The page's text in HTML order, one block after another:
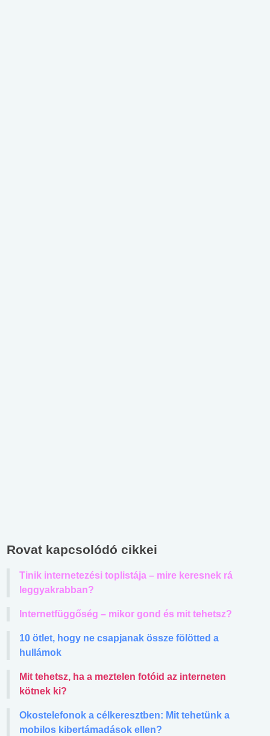
Rovat kapcsolódó cikkei
Tinik internetezési toplistája – mire keresnek rá
leggyakrabban?
Internetfüggőség – mikor gond és mit tehetsz?
10 ötlet, hogy ne csapjanak össze fölötted a
hullámok
Mit tehetsz, ha a meztelen fotóid az interneten
kötnek ki?
Okostelefonok a célkeresztben: Mit tehetünk a
mobilos kibertámadások ellen?